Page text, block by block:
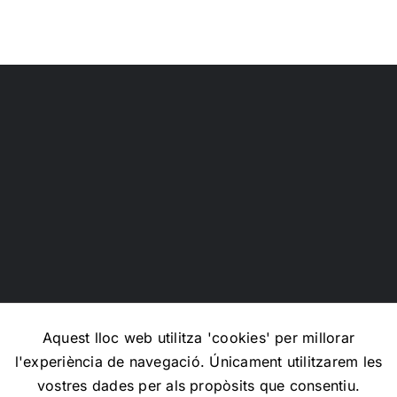
Copyright 2012 - 2026 |Avada Website BuilderbyAvada
Aquest lloc web utilitza 'cookies' per millorar
l'experiència de navegació. Únicament utilitzarem les
vostres dades per als propòsits que consentiu.